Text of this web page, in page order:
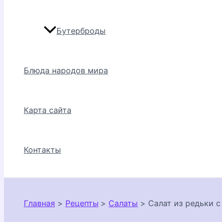
Бутерброды
Блюда народов мира
Карта сайта
Контакты
Главная Рецепты Салаты Салат из редьки